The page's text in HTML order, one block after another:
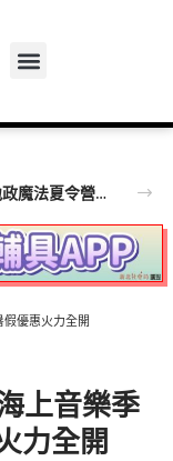
中台灣四縣市攜手赴新加坡拓銷！ 彰化縣府率在地業者共推深度旅遊
假優惠火力全開
上音樂季
力全開